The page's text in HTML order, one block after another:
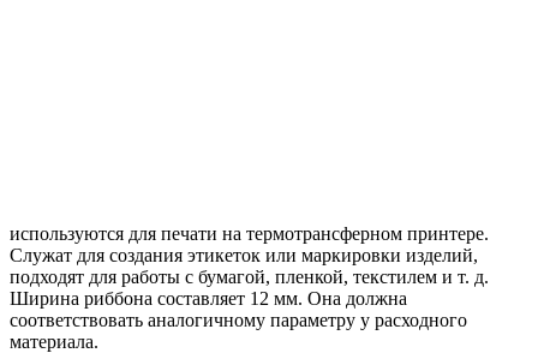
используются для печати на термотрансферном принтере.
Служат для создания этикеток или маркировки изделий,
подходят для работы с бумагой, пленкой, текстилем и т. д.
Ширина риббона составляет 12 мм. Она должна
соответствовать аналогичному параметру у расходного
материала.